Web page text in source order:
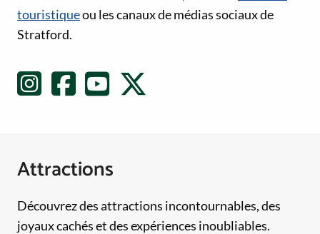
touristiqueou les canaux de médias sociaux de
Stratford.
Attractions
Découvrez des attractions incontournables, des
joyaux cachés et des expériences inoubliables.